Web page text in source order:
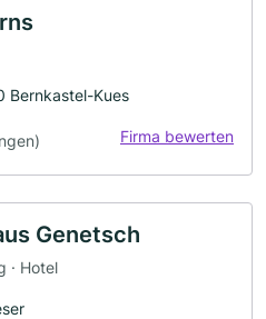
Bernkastel-Kues
Firma bewerten
Genetsch
· Hotel